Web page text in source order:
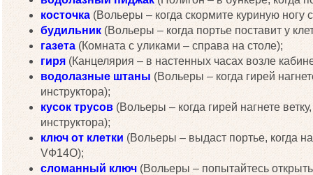
косточка (Вольеры – когда скормите куриную ногу
будильник (Вольеры – когда портье поставит у
газета (Комната с уликами – справа на столе);
гиря (Канцелярия – в настенных часах возле
водолазные штаны (Вольеры – когда гирей
инструктора);
кусок трусов (Вольеры – когда гирей нагнете
инструктора);
ключ от клетки (Вольеры – выдаст портье, когда
VФ14О);
сломанный ключ (Вольеры – попытайтесь